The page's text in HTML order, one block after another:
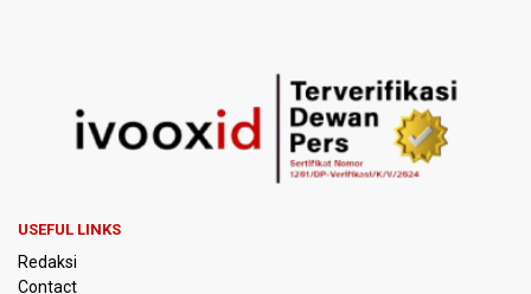
Kuasa Hukum Klaim 995 Airsoft Gun di Sekolah Swasta
Jaksel Berizin, Bantah Kepemilikan Senjata Api dan
Narkoba
Menperin Sebut Insentif Kendaraan Listrik untuk Produk
USEFUL LINKS
Redaksi
Contact